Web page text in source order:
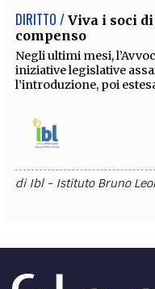
DIRITTO / Viva i soci di
compenso
Negli ultimi mesi,
iniziative legislative
l’introduzione, poi
di Ibl - Istituto Bruno